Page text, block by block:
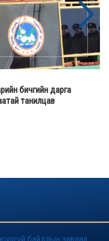
бичгийн дарга
танилцав